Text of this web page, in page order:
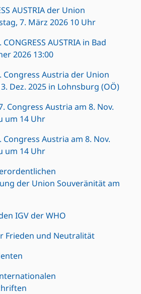
AUSTRIA der Union
7. März 2026 10 Uhr
AUSTRIA in Bad
2026 13:00
Congress Austria der Union
Dez. 2025 in Lohnsburg (OÖ)
Congress Austria am 8. Nov.
um 14 Uhr
Austria am 8. Nov.
um 14 Uhr
der Union Souveränität am
IGV der WHO
Frieden und Neutralität